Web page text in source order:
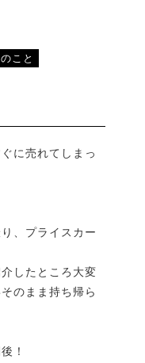
こと
に売れてしまっ
、プライスカー
したところ大変
のまま持ち帰ら
！